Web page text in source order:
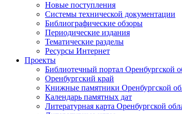
Новые поступления
Cистемы технической документации
Библиографические обзоры
Периодические издания
Тематические разделы
Ресурсы Интернет
Проекты
Библиотечный портал Оренбургской
Оренбургский край
Книжные памятники Оренбургской
Календарь памятных дат
Литературная карта Оренбургской